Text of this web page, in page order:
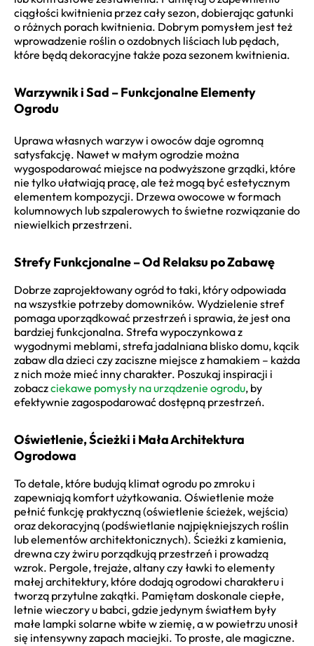
ciągłości kwitnienia przez cały sezon, dobierając gatunki
o różnych porach kwitnienia. Dobrym pomysłem jest też
wprowadzenie roślin o ozdobnych liściach lub pędach,
które będą dekoracyjne także poza sezonem kwitnienia.
Warzywnik i Sad – Funkcjonalne Elementy
Ogrodu
Uprawa własnych warzyw i owoców daje ogromną
satysfakcję. Nawet w małym ogrodzie można
wygospodarować miejsce na podwyższone grządki, które
nie tylko ułatwiają pracę, ale też mogą być estetycznym
elementem kompozycji. Drzewa owocowe w formach
kolumnowych lub szpalerowych to świetne rozwiązanie do
niewielkich przestrzeni.
Strefy Funkcjonalne – Od Relaksu po Zabawę
Dobrze zaprojektowany ogród to taki, który odpowiada
na wszystkie potrzeby domowników. Wydzielenie stref
pomaga uporządkować przestrzeń i sprawia, że jest ona
bardziej funkcjonalna. Strefa wypoczynkowa z
wygodnymi meblami, strefa jadalniana blisko domu, kącik
zabaw dla dzieci czy zaciszne miejsce z hamakiem – każda
z nich może mieć inny charakter. Poszukaj inspiracji i
zobaczciekawe pomysły na urządzenie ogrodu, by
efektywnie zagospodarować dostępną przestrzeń.
Oświetlenie, Ścieżki i Mała Architektura
Ogrodowa
To detale, które budują klimat ogrodu po zmroku i
zapewniają komfort użytkowania. Oświetlenie może
pełnić funkcję praktyczną (oświetlenie ścieżek, wejścia)
oraz dekoracyjną (podświetlanie najpiękniejszych roślin
lub elementów architektonicznych). Ścieżki z kamienia,
drewna czy żwiru porządkują przestrzeń i prowadzą
wzrok. Pergole, trejaże, altany czy ławki to elementy
małej architektury, które dodają ogrodowi charakteru i
tworzą przytulne zakątki. Pamiętam doskonale ciepłe,
letnie wieczory u babci, gdzie jedynym światłem były
małe lampki solarne wbite w ziemię, a w powietrzu unosił
się intensywny zapach maciejki. To proste, ale magiczne.